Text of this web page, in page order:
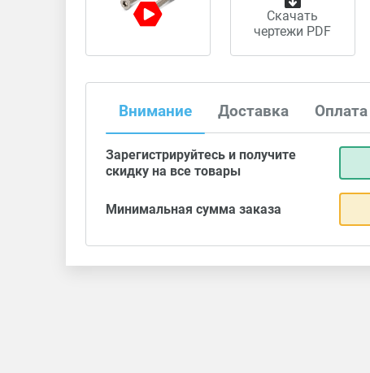
Скачать
чертежи PDF
Внимание Доставка Оплата
Зарегистрируйтесь и получите
скидку на все товары
Минимальная сумма заказа